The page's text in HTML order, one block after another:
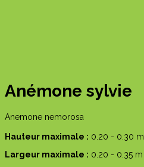
Anémone sylvie
Anemone nemorosa
Hauteur maximale : 0.20 - 0.30 m
Largeur maximale : 0.20 - 0.35 m